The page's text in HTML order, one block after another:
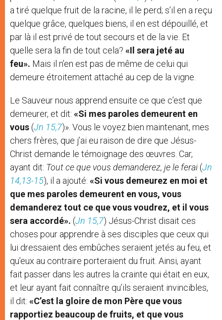
a tiré quelque fruit de la racine, il le perd; s’il en a reçu
quelque grâce, quelques biens, il en est dépouillé, et
par là il est privé de tout secours et de la vie. Et
quelle sera la fin de tout cela? «Il sera jeté au
feu». Mais il n’en est pas de même de celui qui
demeure étroitement attaché au cep de la vigne.
Le Sauveur nous apprend ensuite ce que c’est que
demeurer, et dit: «Si mes paroles demeurent en
vous (Jn 15,7)». Vous le voyez bien maintenant, mes
chers frères, que j’ai eu raison de dire que Jésus-
Christ demande le témoignage des œuvres. Car,
ayant dit: Tout ce que vous demanderez, je le ferai (Jn
14,13-15), il a ajouté: «Si vous demeurez en moi et
que mes paroles demeurent en vous, vous
demanderez tout ce que vous voudrez, et il vous
sera accordé». (Jn 15,7) Jésus-Christ disait ces
choses pour apprendre à ses disciples que ceux qui
lui dressaient des embûches seraient jetés au feu, et
qu’eux au contraire porteraient du fruit. Ainsi, ayant
fait passer dans les autres la crainte qui était en eux,
et leur ayant fait connaître qu’ils seraient invincibles,
il dit: «C’est la gloire de mon Père que vous
rapportiez beaucoup de fruits, et que vous